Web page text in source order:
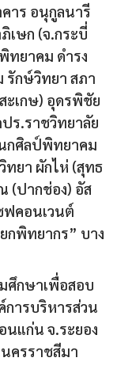
าร อนุกูลนารี
เษก (จ.กระบี่
ทยาคม ดำรง
รักษ์วิทยา สภา
ะเกษ) อุดรพิชัย
ร.ราชวิทยาลัย
กศิลป์พิทยาคม
ยา ผักไห่ (สุทธ
(ปากช่อง) อัส
คอนเวนต์
กพิทยากร” บาง
ศึกษาเพื่อสอบ
การบริหารส่วน
นแก่น จ.ระยอง
ครราชสีมา